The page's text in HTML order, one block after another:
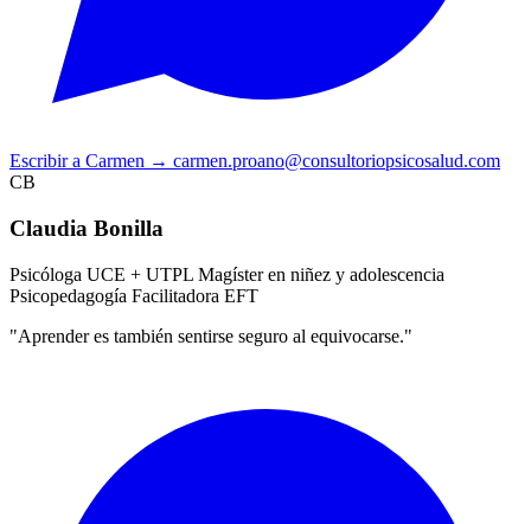
Escribir a Carmen → carmen.proano@consultoriopsicosalud.com
CB
Claudia Bonilla
Psicóloga UCE + UTPL Magíster en niñez y adolescencia
Psicopedagogía Facilitadora EFT
"Aprender es también sentirse seguro al equivocarse."